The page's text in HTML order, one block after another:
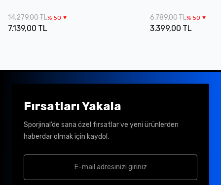
14.279,00 TL% 50
7.139,00 TL
6.789,00 TL% 50
3.399,00 TL
Fırsatları Yakala
Sporjinal’de sana özel fırsatlar ve yeni ürünlerden
haberdar olmak için kaydol.